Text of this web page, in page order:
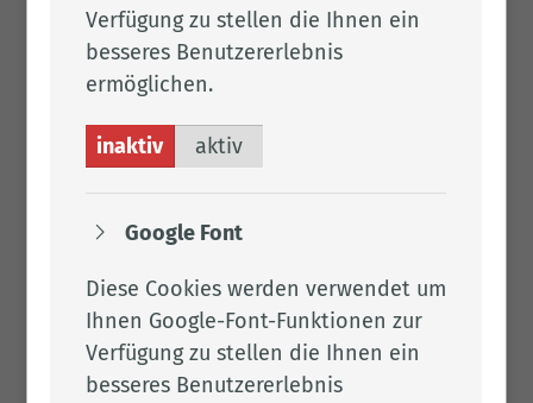
Verfügung zu stellen die Ihnen ein
besseres Benutzererlebnis
ermöglichen.
inaktiv aktiv
Google Font
Diese Cookies werden verwendet um
Ihnen Google-Font-Funktionen zur
Verfügung zu stellen die Ihnen ein
besseres Benutzererlebnis